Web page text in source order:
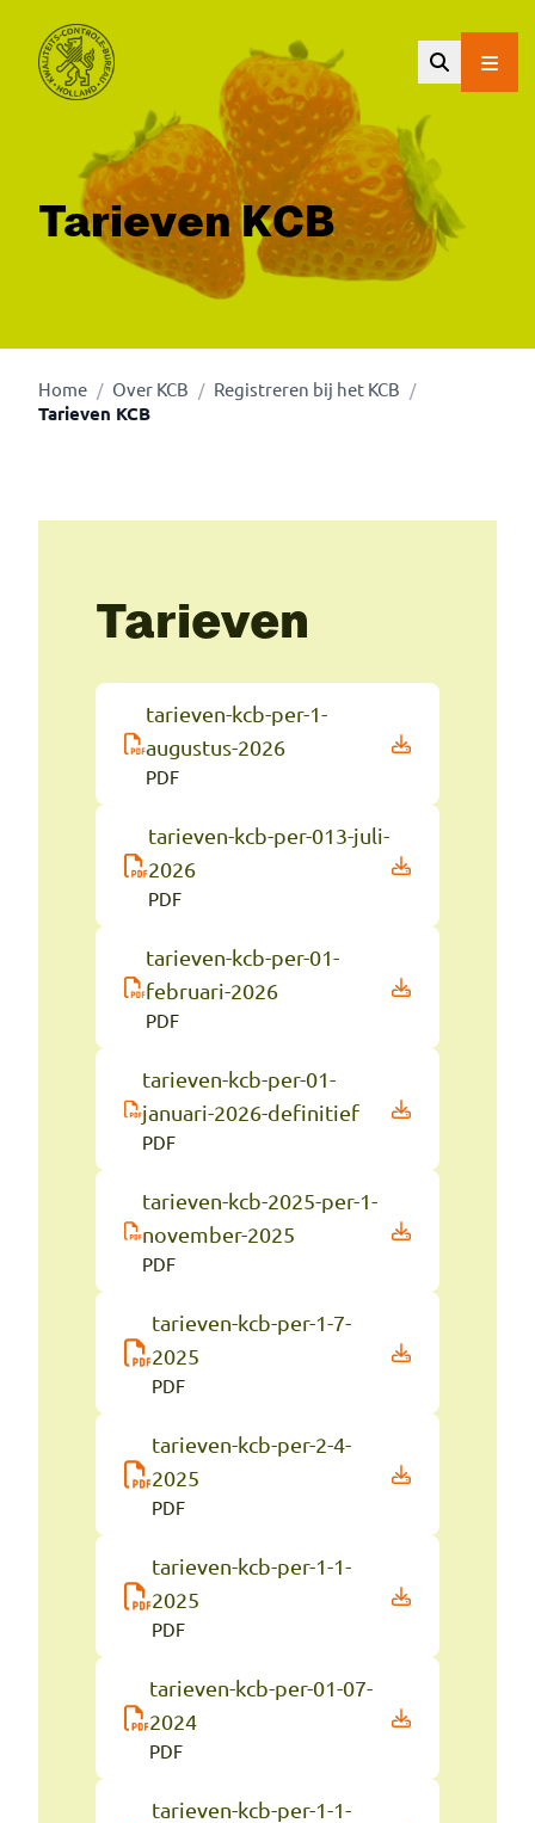
Tarieven KCB
Home / Over KCB / Registreren bij het KCB /
Tarieven KCB
Tarieven
tarieven-kcb-per-1-
augustus-2026
PDF
tarieven-kcb-per-013-juli-
2026
PDF
tarieven-kcb-per-01-
februari-2026
PDF
tarieven-kcb-per-01-
januari-2026-definitief
PDF
tarieven-kcb-2025-per-1-
november-2025
PDF
tarieven-kcb-per-1-7-
2025
PDF
tarieven-kcb-per-2-4-
2025
PDF
tarieven-kcb-per-1-1-
2025
PDF
tarieven-kcb-per-01-07-
2024
PDF
tarieven-kcb-per-1-1-